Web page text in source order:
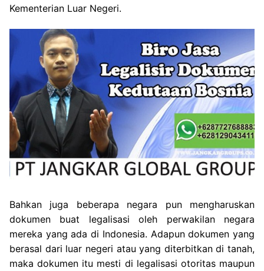
Kementerian Luar Negeri.
Bahkan juga beberapa negara pun mengharuskan
dokumen buat legalisasi oleh perwakilan negara
mereka yang ada di Indonesia. Adapun dokumen yang
berasal dari luar negeri atau yang diterbitkan di tanah,
maka dokumen itu mesti di legalisasi otoritas maupun